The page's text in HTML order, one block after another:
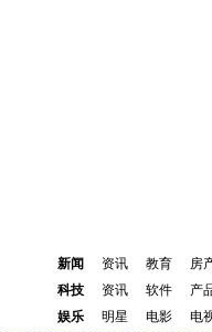
新闻 资讯 教育
房
科技
资讯 软件
产
娱乐
明星 电影 电